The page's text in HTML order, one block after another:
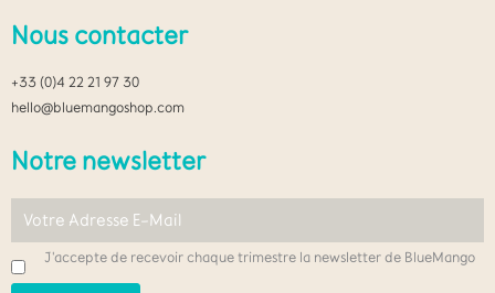
Nous contacter
+33 (0)4 22 21 97 30
hello@bluemangoshop.com
Notre newsletter
J'accepte de recevoir chaque trimestre la newsletter de BlueMango